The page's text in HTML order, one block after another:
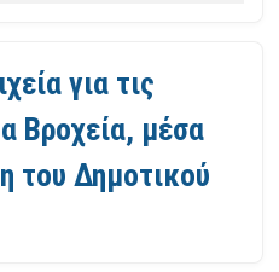
για τις
Βροχεία, μέσα
του Δημοτικού